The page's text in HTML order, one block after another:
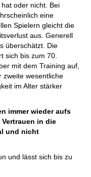
oder nicht. Bei
eine
Spielern gleicht die
aus. Generell
überschätzt. Die
sich bis zum 70.
mit dem Training auf,
zweite wesentliche
im Alter stärker
immer wieder aufs
in die
und nicht
und lässt sich bis zu